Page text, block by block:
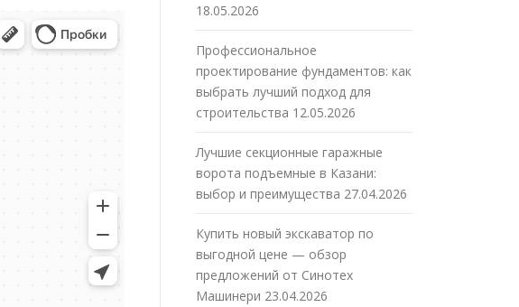
18.05.2026
Профессиональное
проектирование фундаментов: как
выбрать лучший подход для
строительства 12.05.2026
Лучшие секционные гаражные
ворота подъемные в Казани:
выбор и преимущества 27.04.2026
Купить новый экскаватор по
выгодной цене — обзор
предложений от Синотех
Машинери 23.04.2026